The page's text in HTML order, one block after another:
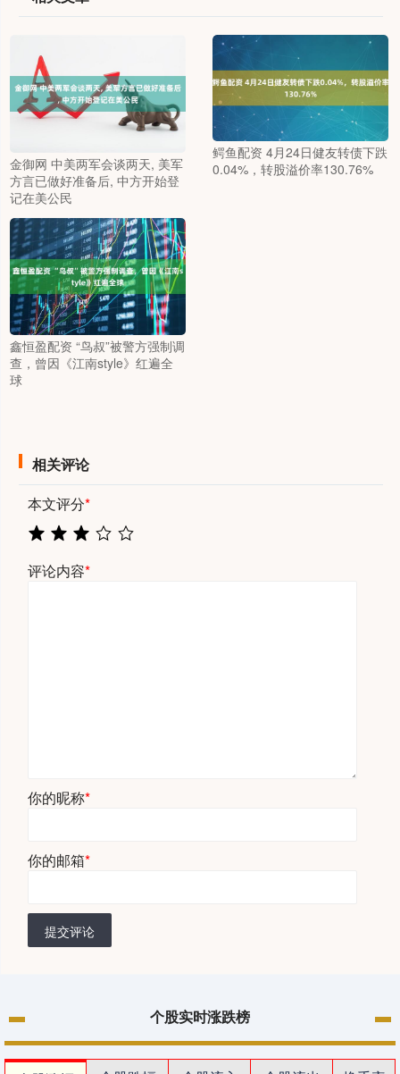
金御网 中美两军会谈两天, 美军
方言已做好准备后, 中方开始登
记在美公民
鳄鱼配资 4月24日健友转债下跌
0.04%，转股溢价率130.76%
鑫恒盈配资 “鸟叔”被警方强制调
查，曾因《江南style》红遍全
球
相关评论
本文评分*
评论内容*
你的昵称*
你的邮箱*
提交评论
个股实时涨跌榜